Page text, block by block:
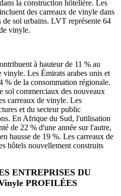
la construction hôtelière. Les
des carreaux de vinyle dans
de sol urbains. LVT représente 64
vinyle.
à hauteur de 11 % au
vinyle. Les Émirats arabes unis et
% de la consommation régionale.
sol commerciaux des nouveaux
carreaux de vinyle. Les
et du secteur public
En Afrique du Sud, l'utilisation
de 22 % d'une année sur l'autre,
hausse de 19 %. Les carreaux de
hôtels nouvellement construits
ENTREPRISES DU
PROFILÉES